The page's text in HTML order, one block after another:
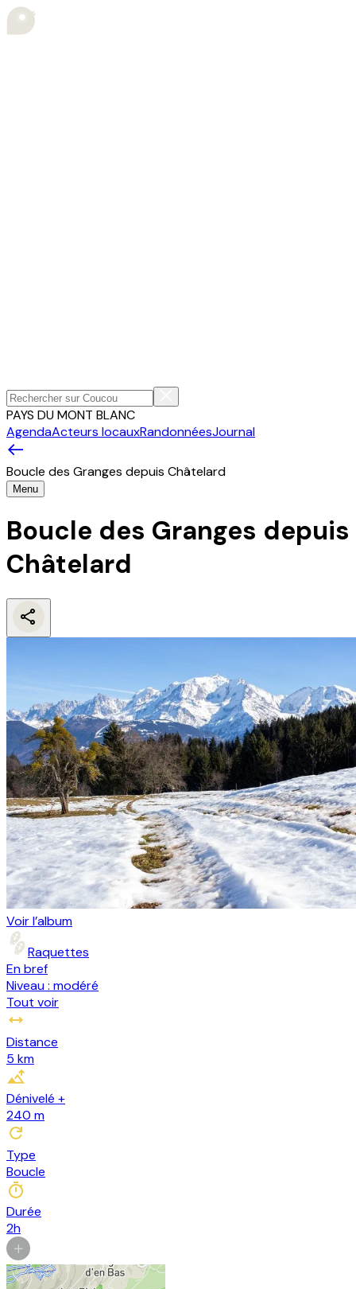
PAYS DU MONT BLANC
AgendaActeurs locauxRandonnéesJournal
Boucle des Granges depuis Châtelard
Menu
Boucle des Granges depuis
Châtelard
Voir l’album
Raquettes
En bref
Niveau : modéré
Tout voir
Distance
5 km
Dénivelé +
240 m
Type
Boucle
Durée
2h